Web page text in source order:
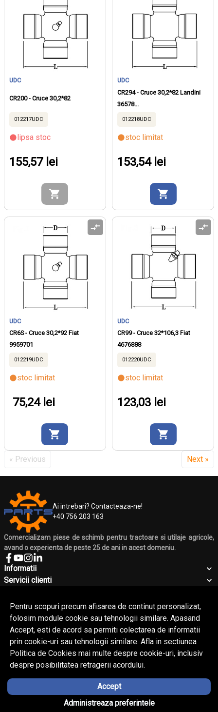
UDC
CR200 - Cruce 30,2*82
012217UDC
lipsa stoc
155,57 lei
UDC
CR294 - Cruce 30,2*82 Landini
36578...
012218UDC
stoc limitat
153,54 lei
UDC
CR6S - Cruce 30,2*92 Fiat
9959701
012219UDC
stoc limitat
75,24 lei
UDC
CR99 - Cruce 32*106,3 Fiat
4676888
012220UDC
stoc limitat
123,03 lei
« Previous Next »
Ai intrebari? Contacteaza-ne!
+40 756 203 163
Comercializam piese de schimb pentru tractoare si utilaje agricole,
avand o experienta de peste 25 de ani in acest domeniu.
Informatii
Servicii clienti
Contact
© Copyright 2026 Silmecom. Toate drepturile rezervate.
Solutie eCommercepowered by
BrowserID:
Pentru scopuri precum afisarea de continut personalizat,
folosim module cookie sau tehnologii similare. Apasand
Accept, esti de acord sa permiti colectarea de informatii
prin cookie-uri sau tehnologii similare. Afla in sectiunea
Politica de Cookies mai multe despre cookie-uri, inclusiv
despre posibilitatea retragerii acordului.
Accept
Administreaza preferinteleAi nevoie de ajutor?